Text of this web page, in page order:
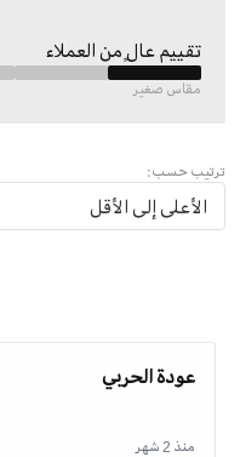
تقييم عالٍ من العملاء
مقاس صغير
ترتيب حسب:
الأعلى إلى الأقل
عودة الحربي
منذ 2 شهر